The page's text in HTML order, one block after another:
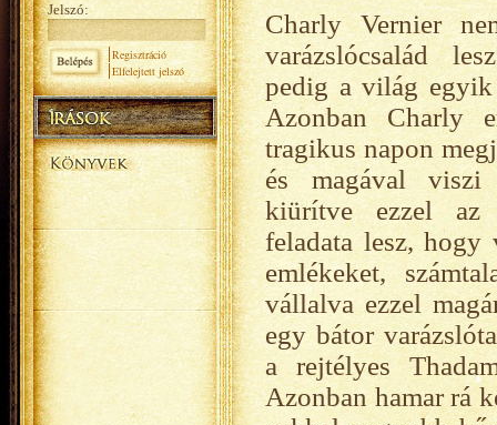
Jelszó:
Regisztráció
Elfelejtett jelszó
Charly ​Vernier
varázslócsalád
pedig a világ egyik
Azonban Charly
tragikus napon
és magával viszi
kiürítve ezzel az
feladata lesz, hogy
emlékeket,
vállalva ezzel
egy bátor
a rejtélyes
Azonban hamar rá